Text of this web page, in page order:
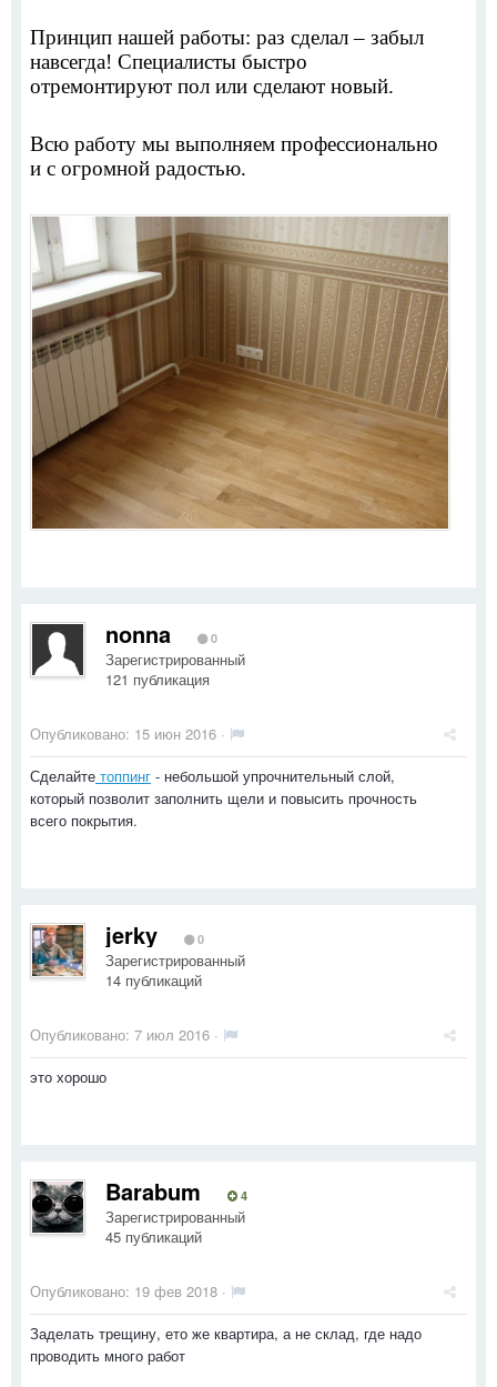
Принцип нашей работы: раз сделал – забыл
навсегда! Специалисты быстро
отремонтируют пол или сделают новый.
Всю работу мы выполняем профессионально
и с огромной радостью.
nonna 0
Зарегистрированный
121 публикация
Опубликовано: 15 июн 2016 ·
Сделайте топпинг - небольшой упрочнительный слой,
который позволит заполнить щели и повысить прочность
всего покрытия.
jerky 0
Зарегистрированный
14 публикаций
Опубликовано: 7 июл 2016 ·
это хорошо
Barabum 4
Зарегистрированный
45 публикаций
Опубликовано: 19 фев 2018 ·
Заделать трещину, ето же квартира, а не склад, где надо
проводить много работ